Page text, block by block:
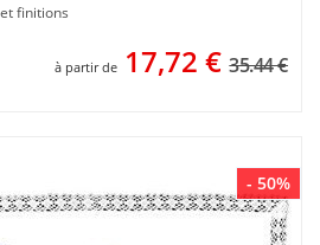
finitions
à partir de 17,72 € 35.44 €
- 50%